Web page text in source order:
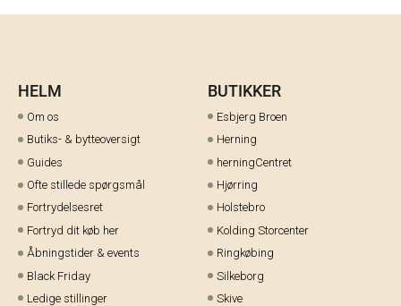
HELM
Om os
Butiks- & bytteoversigt
Guides
Ofte stillede spørgsmål
Fortrydelsesret
Fortryd dit køb her
Åbningstider & events
Black Friday
Ledige stillinger
BUTIKKER
Esbjerg Broen
Herning
herningCentret
Hjørring
Holstebro
Kolding Storcenter
Ringkøbing
Silkeborg
Skive